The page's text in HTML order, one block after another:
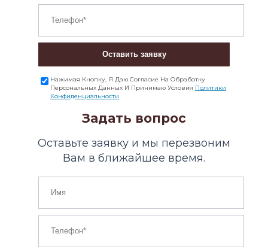
Оставить заявку
Нажимая Кнопку, Я Даю Согласие На Обработку
Персональных Данных И Принимаю Условия Политики
Конфиденциальности
Задать вопрос
Оставьте заявку и мы перезвоним
Вам в ближайшее время.